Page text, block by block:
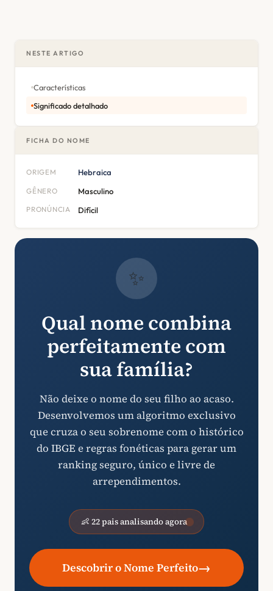
NESTE ARTIGO
Características
Significado detalhado
FICHA DO NOME
ORIGEM Hebraica
GÊNERO Masculino
PRONÚNCIA Difícil
✨
Qual nome combina
perfeitamente com
sua família?
Não deixe o nome do seu filho ao acaso.
Desenvolvemos um algoritmo exclusivo
que cruza o seu sobrenome com o histórico
do IBGE e regras fonéticas para gerar um
ranking seguro, único e livre de
arrependimentos.
👶 22 pais analisando agora
Descobrir o Nome Perfeito→